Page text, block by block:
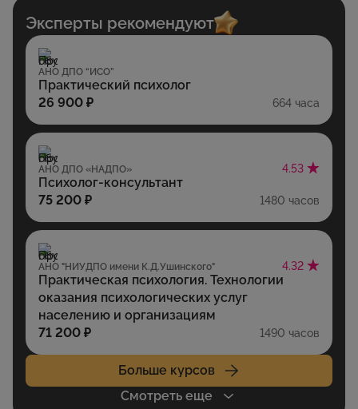
Эксперты рекомендуют
АНО ДПО “ИСО”
Практический психолог
26 900 ₽
664 часа
АНО ДПО «НАДПО» 4.53
Психолог-консультант
75 200 ₽
1480 часов
АНО "НИУДПО имени К.Д.Ушинского" 4.32
Практическая психология. Технологии
оказания психологических услуг
населению и организациям
71 200 ₽
1490 часов
Больше курсов
Смотреть еще